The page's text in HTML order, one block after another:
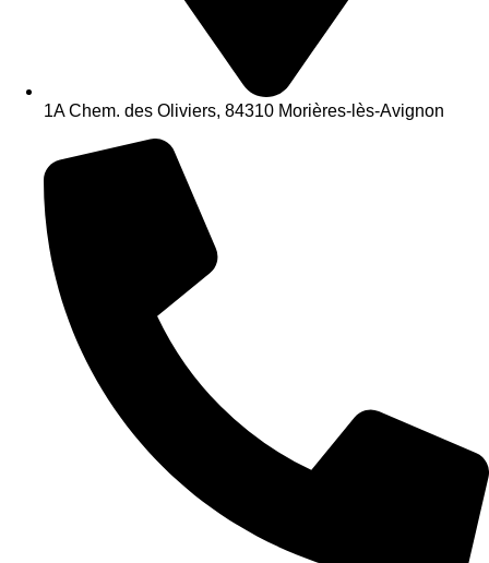
1A Chem. des Oliviers, 84310 Morières-lès-Avignon